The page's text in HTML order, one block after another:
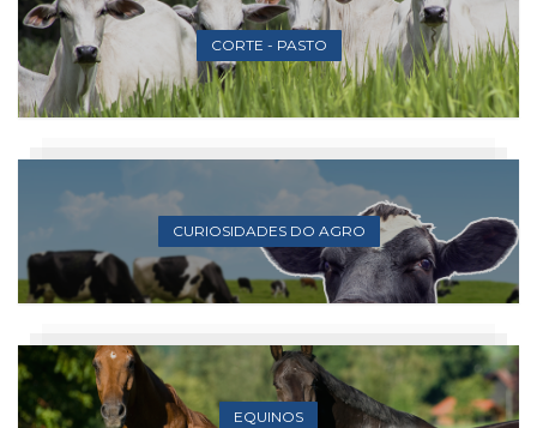
CORTE - PASTO
CURIOSIDADES DO AGRO
EQUINOS